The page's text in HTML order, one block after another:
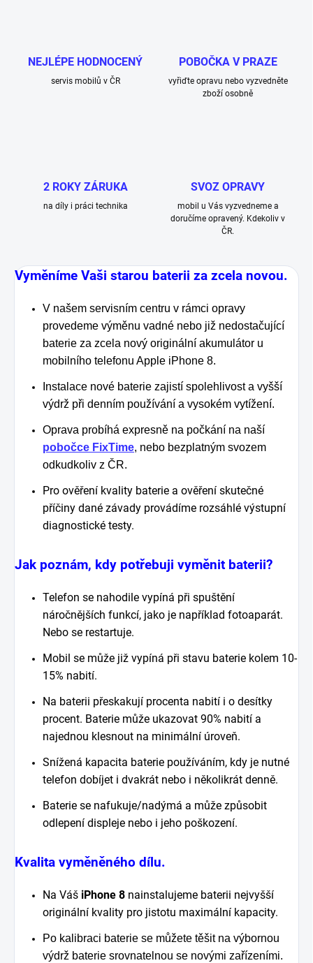
NEJLÉPE HODNOCENÝ
servis mobilů v ČR
POBOČKA V PRAZE
vyřiďte opravu nebo vyzvedněte
zboží osobně
2 ROKY ZÁRUKA
na díly i práci technika
SVOZ OPRAVY
mobil u Vás vyzvedneme a
doručíme opravený. Kdekoliv v
ČR.
Vyměníme Vaši starou baterii za zcela novou.
V našem servisním centru v rámci opravy
provedeme výměnu vadné nebo již nedostačující
baterie za zcela nový originální akumulátor u
mobilního telefonu Apple iPhone 8.
Instalace nové baterie zajistí spolehlivost a vyšší
výdrž při denním používání a vysokém vytížení.
Oprava probíhá expresně na počkání na naší
pobočce FixTime, nebo bezplatným svozem
odkudkoliv z ČR.
Pro ověření kvality baterie a ověření skutečné
příčiny dané závady provádíme rozsáhlé výstupní
diagnostické testy.
Jak poznám, kdy potřebuji vyměnit baterii?
Telefon se nahodile vypíná při spuštění
náročnějších funkcí, jako je například fotoaparát.
Nebo se restartuje.
Mobil se může již vypíná při stavu baterie kolem 10-
15% nabití.
Na baterii přeskakují procenta nabití i o desítky
procent. Baterie může ukazovat 90% nabití a
najednou klesnout na minimální úroveň.
Snížená kapacita baterie používáním, kdy je nutné
telefon dobíjet i dvakrát nebo i několikrát denně.
Baterie se nafukuje/nadýmá a může způsobit
odlepení displeje nebo i jeho poškození.
Kvalita vyměněného dílu.
Na Váš iPhone 8 nainstalujeme baterii nejvyšší
originální kvality pro jistotu maximální kapacity.
Po kalibraci baterie se můžete těšit na výbornou
výdrž baterie srovnatelnou se novými zařízeními.